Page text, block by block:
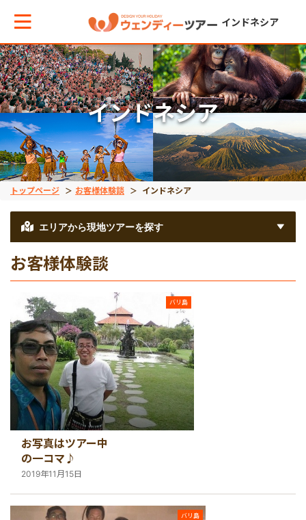
インドネシア
エリアから現地ツアーを探す
トップページ お客様体験談 インドネシア
インドネシア
お客様体験談
バリ島
お写真はツアー中
の一コマ♪
2019年11月15日
バリ島
メインメニューへ戻る
マから現地ツアーを探す
系
ツアー
VIPアシスト
送迎
ライン体験
ターンシップ
遺産
メインメニューへ戻る
アからお役立ち情報を探す
ドネシア
ナム
ーシア
ガポール
ボジア
戻る
動物系
象
戻る
離島ツアー
レンボンガン島
戻る
世界遺産
ボロブドゥール遺跡
プランバナン遺跡
戻る
秘境
タナトラジャ